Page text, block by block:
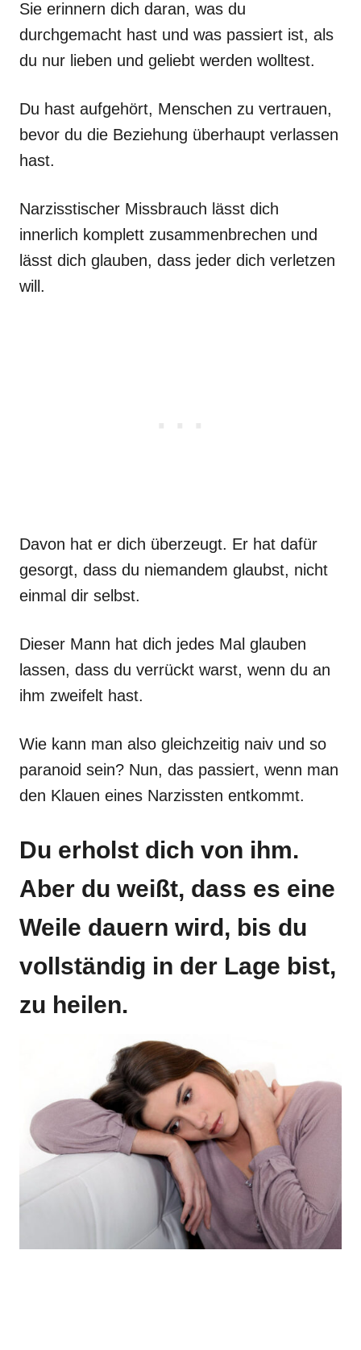
Sie erinnern dich daran, was du
durchgemacht hast und was passiert ist, als
du nur lieben und geliebt werden wolltest.
Du hast aufgehört, Menschen zu vertrauen,
bevor du die Beziehung überhaupt verlassen
hast.
Narzisstischer Missbrauch lässt dich
innerlich komplett zusammenbrechen und
lässt dich glauben, dass jeder dich verletzen
will.
Davon hat er dich überzeugt. Er hat dafür
gesorgt, dass du niemandem glaubst, nicht
einmal dir selbst.
Dieser Mann hat dich jedes Mal glauben
lassen, dass du verrückt warst, wenn du an
ihm zweifelt hast.
Wie kann man also gleichzeitig naiv und so
paranoid sein? Nun, das passiert, wenn man
den Klauen eines Narzissten entkommt.
Du erholst dich von ihm.
Aber du weißt, dass es eine
Weile dauern wird, bis du
vollständig in der Lage bist,
zu heilen.